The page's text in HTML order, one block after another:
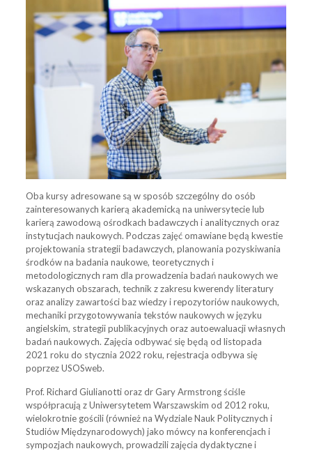
Oba kursy adresowane są w sposób szczególny do osób
zainteresowanych karierą akademicką na uniwersytecie lub
karierą zawodową ośrodkach badawczych i analitycznych oraz
instytucjach naukowych. Podczas zajęć omawiane będą kwestie
projektowania strategii badawczych, planowania pozyskiwania
środków na badania naukowe, teoretycznych i
metodologicznych ram dla prowadzenia badań naukowych we
wskazanych obszarach, technik z zakresu kwerendy literatury
oraz analizy zawartości baz wiedzy i repozytoriów naukowych,
mechaniki przygotowywania tekstów naukowych w języku
angielskim, strategii publikacyjnych oraz autoewaluacji własnych
badań naukowych. Zajęcia odbywać się będą od listopada
2021 roku do stycznia 2022 roku, rejestracja odbywa się
poprzez USOSweb.
Prof. Richard Giulianotti oraz dr Gary Armstrong ściśle
współpracują z Uniwersytetem Warszawskim od 2012 roku,
wielokrotnie gościli (również na Wydziale Nauk Politycznych i
Studiów Międzynarodowych) jako mówcy na konferencjach i
sympozjach naukowych, prowadzili zajęcia dydaktyczne i